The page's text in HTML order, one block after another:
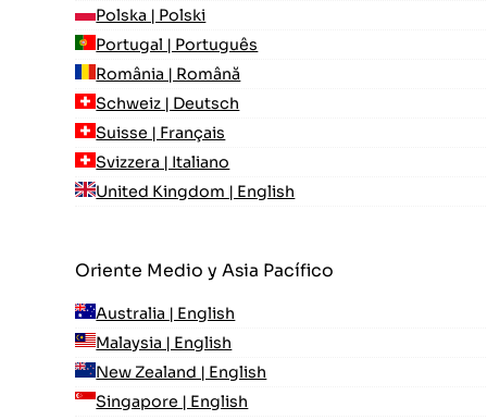
Polska | Polski
Portugal | Português
România | Română
Schweiz | Deutsch
Suisse | Français
Svizzera | Italiano
United Kingdom | English
Oriente Medio y Asia Pacífico
Australia | English
Malaysia | English
New Zealand | English
Singapore | English